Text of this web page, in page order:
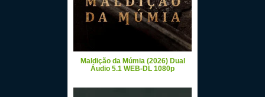
Maldição da Múmia (2026) Dual
Áudio 5.1 WEB-DL 1080p